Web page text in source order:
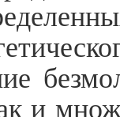
и